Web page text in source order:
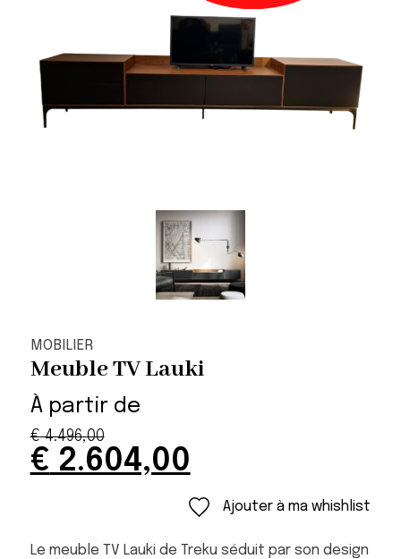
MOBILIER
Meuble TV Lauki
À partir de
€4.496,00
Original
price
€ 4.496,00.
€ 2.604,00
price
is:
€ 2.604,00.
Ajouter à ma whishlist
Le meuble TV Lauki de Treku séduit par son design